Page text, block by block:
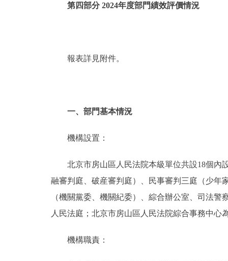
第四部分 2024年度部門績效評價情況
報表詳見附件。
一、部門基本情況
機構設置：
北京市房山區人民法院本級單位共設18個內
融審判庭、破産審判庭）、民事審判三庭（少年
（機關黨委、機關紀委）、綜合辦公室、司法
人民法庭；北京市房山區人民法院綜合事務中心
機構職責：